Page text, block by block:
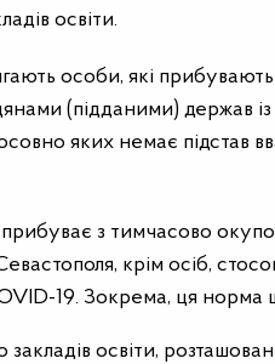
освіти.
особи, які
(підданими) держав
яких немає підстав
прибуває з тимчасово
крім осіб,
19. Зокрема, ця норма
освіти,